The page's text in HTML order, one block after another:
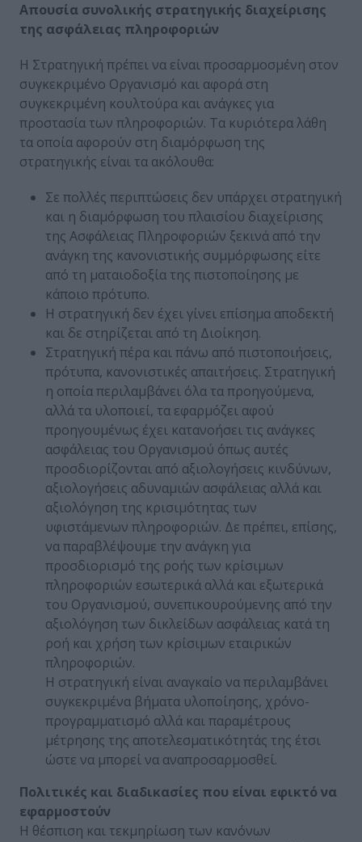
Απουσία συνολικής στρατηγικής διαχείρισης
της ασφάλειας πληροφοριών
Η Στρατηγική πρέπει να είναι προσαρμοσμένη στον
συγκεκριμένο Οργανισμό και αφορά στη
συγκεκριμένη κουλτούρα και ανάγκες για
προστασία των πληροφοριών. Τα κυριότερα λάθη
τα οποία αφορούν στη διαμόρφωση της
στρατηγικής είναι τα ακόλουθα:
Σε πολλές περιπτώσεις δεν υπάρχει στρατηγική
και η διαμόρφωση του πλαισίου διαχείρισης
της Ασφάλειας Πληροφοριών ξεκινά από την
ανάγκη της κανονιστικής συμμόρφωσης είτε
από τη ματαιοδοξία της πιστοποίησης με
κάποιο πρότυπο.
Η στρατηγική δεν έχει γίνει επίσημα αποδεκτή
και δε στηρίζεται από τη Διοίκηση.
Στρατηγική πέρα και πάνω από πιστοποιήσεις,
πρότυπα, κανονιστικές απαιτήσεις. Στρατηγική
η οποία περιλαμβάνει όλα τα προηγούμενα,
αλλά τα υλοποιεί, τα εφαρμόζει αφού
προηγουμένως έχει κατανοήσει τις ανάγκες
ασφάλειας του Οργανισμού όπως αυτές
προσδιορίζονται από αξιολογήσεις κινδύνων,
αξιολογήσεις αδυναμιών ασφάλειας αλλά και
αξιολόγηση της κρισιμότητας των
υφιστάμενων πληροφοριών. Δε πρέπει, επίσης,
να παραβλέψουμε την ανάγκη για
προσδιορισμό της ροής των κρίσιμων
πληροφοριών εσωτερικά αλλά και εξωτερικά
του Οργανισμού, συνεπικουρούμενης από την
αξιολόγηση των δικλείδων ασφάλειας κατά τη
ροή και χρήση των κρίσιμων εταιρικών
πληροφοριών.
Η στρατηγική είναι αναγκαίο να περιλαμβάνει
συγκεκριμένα βήματα υλοποίησης, χρόνο-
προγραμματισμό αλλά και παραμέτρους
μέτρησης της αποτελεσματικότητάς της έτσι
ώστε να μπορεί να αναπροσαρμοσθεί.
Πολιτικές και διαδικασίες που είναι εφικτό να
εφαρμοστούν
Η θέσπιση και τεκμηρίωση των κανόνων